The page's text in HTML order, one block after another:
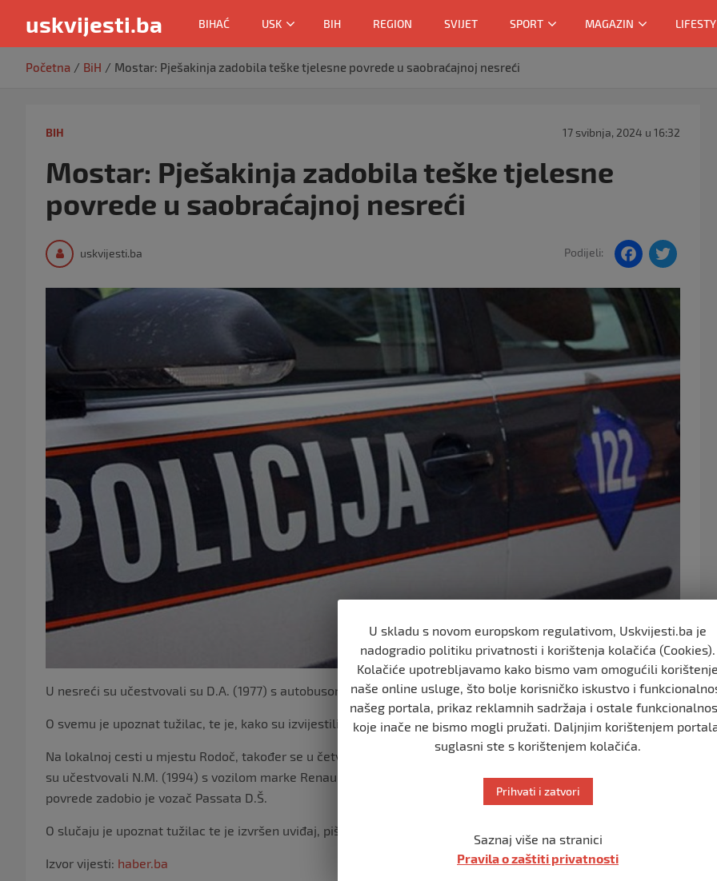
uskvijesti.ba BIHAĆ USK BIH REGION SVIJET SPORT MAGAZIN
Početna BiH Mostar: Pješakinja zadobila teške tjelesne povrede u saobraćajnoj nesreći
BIH 17 svibnja, 2024 u 16:32
Mostar: Pješakinja zadobila teške tjelesne
povrede u saobraćajnoj nesreći
uskvijesti.ba Podijeli:
F
c
b
o
k
U nesreći su učestvovali su D.A. (1977) s autobusom MAN i pješakinja A.V. (1959).
O svemu je upoznat tužilac, te je, kako su izvijestili iz MUP-a HNK, izvršen uviđaj.
Na lokalnoj cesti u mjestu Rodoč, također se u četvrtak oko 18,45 sati dogodila saobraćajna nesreća u kojoj
su učestvovali N.M. (1994) s vozilom marke Renault i D.Š. (1982) s vozilom marke Passat. Teške tjelesne
povrede zadobio je vozač Passata D.Š.
O slučaju je upoznat tužilac te je izvršen uviđaj, pišu
Izvor vijesti: haber.ba
U skladu s novom europskom regulativom, Uskvijesti.ba je
nadogradio politiku privatnosti i korištenja kolačića (Cookies).
Kolačiće upotrebljavamo kako bismo vam omogućili
naše online usluge, što bolje korisničko iskustvo i
našeg portala, prikaz reklamnih sadržaja i ostale
koje inače ne bismo mogli pružati. Daljnjim korištenjem
suglasni ste s korištenjem kolačića.
Prihvati i zatvori
Saznaj više na stranici
Pravila o zaštiti privatnosti